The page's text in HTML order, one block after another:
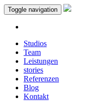
Toggle navigation
Studios
Team
Leistungen
stories
Referenzen
Blog
Kontakt